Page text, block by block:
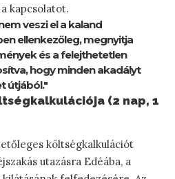
kapcsolatot.
veszi el a kaland
ellenkezőleg, megnyitja
és a felejthetetlen
hogy minden akadályt
útjából."
(2 nap, 1
költségkalkulációt
utazásra Edéába, a